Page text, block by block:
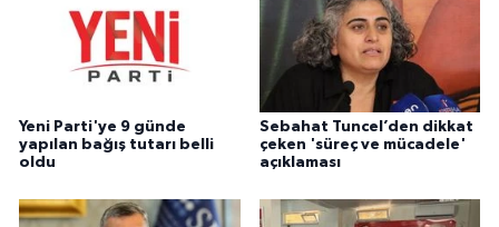
Yeni Parti'ye 9 günde
yapılan bağış tutarı belli
oldu
Sebahat Tuncel’den dikkat
çeken 'süreç ve mücadele'
açıklaması